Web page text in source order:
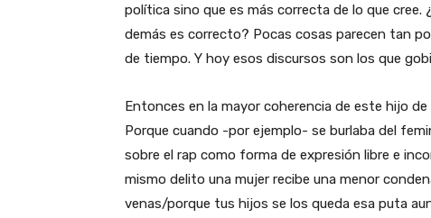
política sino que es más correcta de lo que cree.
demás es correcto? Pocas cosas parecen tan
de tiempo. Y hoy esos discursos son los que
Entonces en la mayor coherencia de este hijo
Porque cuando -por ejemplo- se burlaba del
sobre el rap como forma de expresión libre e
mismo delito una mujer recibe una menor
venas/porque tus hijos se los queda esa puta